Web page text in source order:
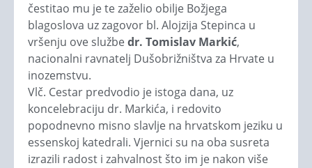
čestitao mu je te zaželio obilje Božjega
blagoslova uz zagovor bl. Alojzija Stepinca u
vršenju ove službedr. Tomislav Markić,
nacionalni ravnatelj Dušobrižništva za Hrvate u
inozemstvu.
Vlč. Cestar predvodio je istoga dana, uz
koncelebraciju dr. Markića, i redovito
popodnevno misno slavlje na hrvatskom jeziku u
essenskoj katedrali. Vjernici su na oba susreta
izrazili radost i zahvalnost što im je nakon više